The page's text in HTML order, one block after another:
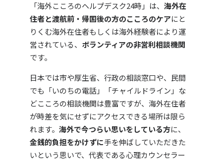
「海外こころのヘルプデスク24時」は、 海外在
住者と渡航前・帰国後の方のこころのケアにと
りくむ海外在住者もしくは海外経験者により運
営されている、 ボランティアの非営利相談機関
です。
日本では市や厚生省、行政の相談窓口や、民間
でも「いのちの電話」「チャイルドライン」な
どこころの相談機関は豊富ですが、海外在住者
が時差を気にせずにアクセスできる場所は限ら
れます。 海外で今つらい思いをしている方に、
金銭的負担をかけずに手を伸ばしていただきた
いという思いで、代表である心理カウンセラー